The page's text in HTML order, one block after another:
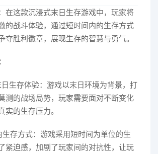
在这款沉浸式末日生存游戏中，玩家将
的战斗体验，通过短时间内的生存方式
夺胜利徽章，展现生存的智慧与勇气。
日生存体验：游戏以末日环境为背景，打
测的战场局势，玩家需要面对不断变化
实的生存压力。
生存方式：游戏采用短时间为单位的生
紧迫感，加剧了玩家间的对抗性，让玩